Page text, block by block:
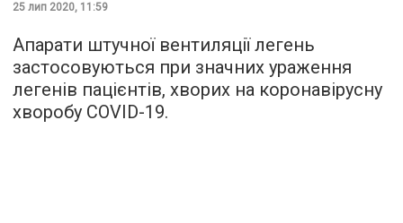
25 лип 2020, 11:59
Апарати штучної вентиляції легень
застосовуються при значних ураження
легенів пацієнтів, хворих на коронавірусну
хворобу COVID-19.